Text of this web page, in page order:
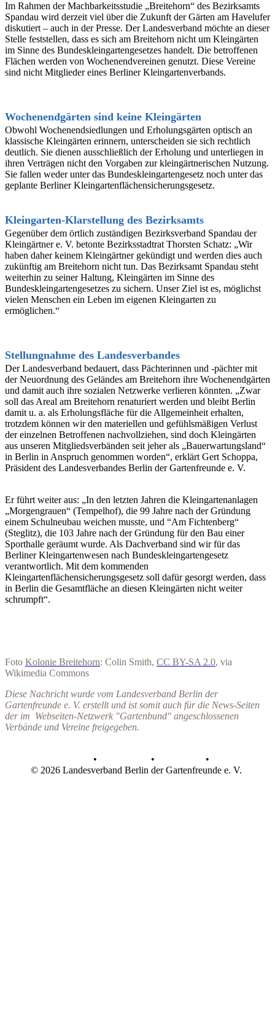
Im Rahmen der Machbarkeitsstudie „Breitehorn“ des Bezirksamts
Spandau wird derzeit viel über die Zukunft der Gärten am Havelufer
diskutiert – auch in der Presse. Der Landesverband möchte an dieser
Stelle feststellen, dass es sich am Breitehorn nicht um Kleingärten
im Sinne des Bundeskleingartengesetzes handelt. Die betroffenen
Flächen werden von Wochenendvereinen genutzt. Diese Vereine
sind nicht Mitglieder eines Berliner Kleingartenverbands.
Wochenendgärten sind keine Kleingärten
Obwohl Wochenendsiedlungen und Erholungsgärten optisch an
klassische Kleingärten erinnern, unterscheiden sie sich rechtlich
deutlich. Sie dienen ausschließlich der Erholung und unterliegen in
ihren Verträgen nicht den Vorgaben zur kleingärtnerischen Nutzung.
Sie fallen weder unter das Bundeskleingartengesetz noch unter das
geplante Berliner Kleingartenflächensicherungsgesetz.
Kleingarten-Klarstellung des Bezirksamts
Gegenüber dem örtlich zuständigen Bezirksverband Spandau der
Kleingärtner e. V. betonte Bezirksstadtrat Thorsten Schatz: „Wir
haben daher keinem Kleingärtner gekündigt und werden dies auch
zukünftig am Breitehorn nicht tun. Das Bezirksamt Spandau steht
weiterhin zu seiner Haltung, Kleingärten im Sinne des
Bundeskleingartengesetzes zu sichern. Unser Ziel ist es, möglichst
vielen Menschen ein Leben im eigenen Kleingarten zu
ermöglichen.“
Stellungnahme des Landesverbandes
Der Landesverband bedauert, dass Pächterinnen und -pächter mit
der Neuordnung des Geländes am Breitehorn ihre Wochenendgärten
und damit auch ihre sozialen Netzwerke verlieren könnten. „Zwar
soll das Areal am Breitehorn renaturiert werden und bleibt Berlin
damit u. a. als Erholungsfläche für die Allgemeinheit erhalten,
trotzdem können wir den materiellen und gefühlsmäßigen Verlust
der einzelnen Betroffenen nachvollziehen, sind doch Kleingärten
aus unseren Mitgliedsverbänden seit jeher als „Bauerwartungsland“
in Berlin in Anspruch genommen worden“, erklärt Gert Schoppa,
Präsident des Landesverbandes Berlin der Gartenfreunde e. V.
Er führt weiter aus: „In den letzten Jahren die Kleingartenanlagen
„Morgengrauen“ (Tempelhof), die 99 Jahre nach der Gründung
einem Schulneubau weichen musste, und “Am Fichtenberg“
(Steglitz), die 103 Jahre nach der Gründung für den Bau einer
Sporthalle geräumt wurde. Als Dachverband sind wir für das
Berliner Kleingartenwesen nach Bundeskleingartengesetz
verantwortlich. Mit dem kommenden
Kleingartenflächensicherungsgesetz soll dafür gesorgt werden, dass
in Berlin die Gesamtfläche an diesen Kleingärten nicht weiter
schrumpft“.
Foto Kolonie Breitehorn: Colin Smith, CC BY-SA 2.0, via
Wikimedia Commons
Diese Nachricht wurde vom Landesverband Berlin der
Gartenfreunde e. V. erstellt und istsomit auch für die News-Seiten
der im Webseiten-Netzwerk "Gartenbund" angeschlossenen
Verbände und Vereine freigegeben.
• •
•
© 2026 Landesverband Berlin der Gartenfreunde e. V.